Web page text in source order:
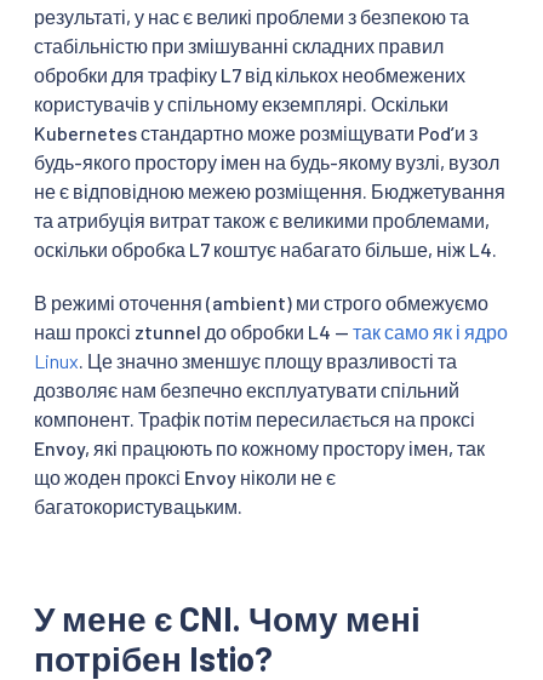
результаті, у нас є великі проблеми з безпекою та
стабільністю при змішуванні складних правил
обробки для трафіку L7 від кількох необмежених
користувачів у спільному екземплярі. Оскільки
Kubernetes стандартно може розміщувати Podʼи з
будь-якого простору імен на будь-якому вузлі, вузол
не є відповідною межею розміщення. Бюджетування
та атрибуція витрат також є великими проблемами,
оскільки обробка L7 коштує набагато більше, ніж L4.
В режимі оточення (ambient) ми строго обмежуємо
наш проксі ztunnel до обробки L4 — так само як і ядро
Linux . Це значно зменшує площу вразливості та
дозволяє нам безпечно експлуатувати спільний
компонент. Трафік потім пересилається на проксі
Envoy, які працюють по кожному простору імен, так
що жоден проксі Envoy ніколи не є
багатокористувацьким.
У мене є CNI. Чому мені
потрібен Istio?